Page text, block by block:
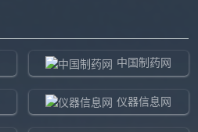
中国制药网
仪器信息网